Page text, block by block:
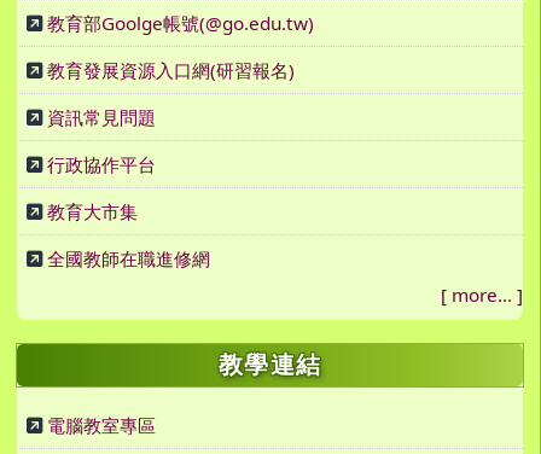
教育部Goolge帳號(@go.edu.tw)
教育發展資源入口網(研習報名)
資訊常見問題
行政協作平台
教育大市集
全國教師在職進修網
[ more... ]
教學連結
電腦教室專區